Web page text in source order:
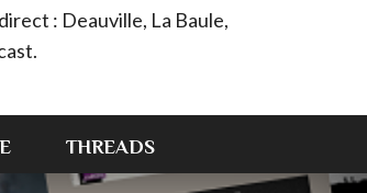
: Deauville, La Baule,
THREADS